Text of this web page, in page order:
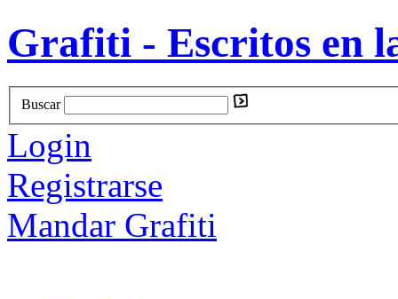
Grafiti - Escritos en
Buscar
Login
Registrarse
Mandar Grafiti